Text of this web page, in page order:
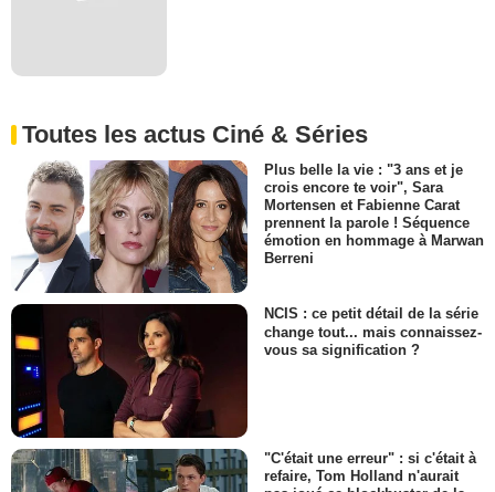
Toutes les actus Ciné & Séries
Plus belle la vie : "3 ans et je
crois encore te voir", Sara
Mortensen et Fabienne Carat
prennent la parole ! Séquence
émotion en hommage à Marwan
Berreni
NCIS : ce petit détail de la série
change tout... mais connaissez-
vous sa signification ?
"C'était une erreur" : si c'était à
refaire, Tom Holland n'aurait